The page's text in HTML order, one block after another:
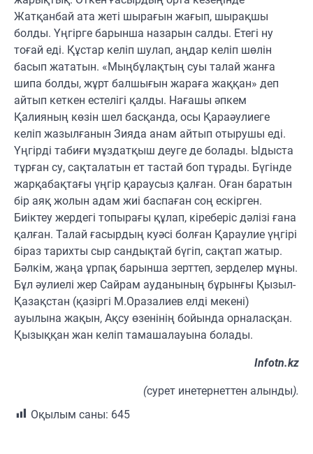
Жатқанбай ата жеті шырағын жағып, шырақшы
болды. Үңгірге барынша назарын салды. Етегі ну
тоғай еді. Құстар келіп шулап, аңдар келіп шөлін
басып жататын. «Мыңбұлақтың суы талай жанға
шипа болды, жұрт балшығын жараға жаққан» деп
айтып кеткен естелігі қалды. Нағашы әпкем
Қалияның көзін шел басқанда, осы Қараәулиеге
келіп жазылғанын Зияда анам айтып отырушы еді.
Үңгірді табиғи мұздатқыш деуге де болады. Ыдыста
тұрған су, сақталатын ет тастай боп тұрады. Бүгінде
жарқабақтағы үңгір қараусыз қалған. Оған баратын
бір аяқ жолын адам жиі баспаған соң ескірген.
Биіктеу жердегі топырағы құлап, кіреберіс дәлізі ғана
қалған. Талай ғасырдың куәсі болған Қараулие үңгірі
біраз тарихты сыр сандықтай бүгіп, сақтап жатыр.
Бәлкім, жаңа ұрпақ барынша зерттеп, зерделер мұны.
Бұл әулиелі жер Сайрам ауданының бұрынғы Қызыл-
Қазақстан (қазіргі М.Оразалиев елді мекені)
ауылына жақын, Ақсу өзенінің бойында орналасқан.
Қызыққан жан келіп тамашалауына болады.
Іnfotn.kz
(сурет инетернеттен алынды).
Оқылым саны: 645